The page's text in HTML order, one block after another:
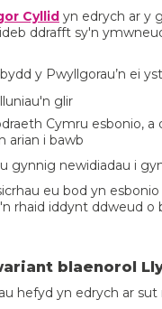
Cyllid yn edrych ar y
ddrafft sy'n
y Pwyllgorau’n ei
glir
Cymru esbonio,
arian i bawb
gynnig newidiadau i
eu bod yn
rhaid iddynt ddweud o
blaenorol
hefyd yn edrych ar